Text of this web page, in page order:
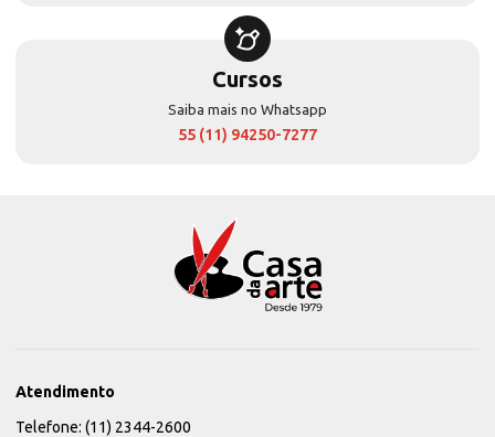
Cursos
Saiba mais no Whatsapp
55 (11) 94250-7277
Atendimento
Telefone: (11) 2344-2600